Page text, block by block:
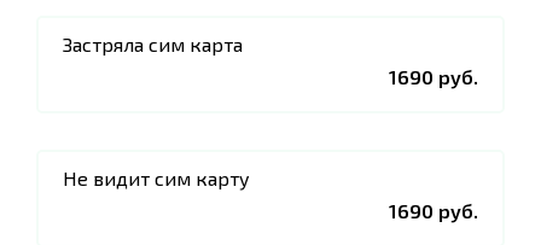
Застряла сим карта
1690 руб.
Не видит сим карту
1690 руб.